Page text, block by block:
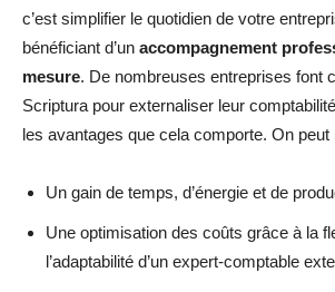
c’est simplifier le quotidien de votre
bénéficiant d’un accompagnement
mesure. De nombreuses entreprises font
Scriptura pour externaliser leur
les avantages que cela comporte. On
Un gain de temps, d’énergie et de
Une optimisation des coûts grâce à la
l’adaptabilité d’un expert-comptable